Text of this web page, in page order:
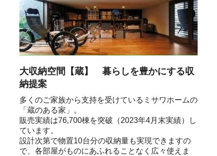
大収納空間【蔵】 暮らしを豊かにする収
納提案
多くのご家族から支持を受けているミサワホームの
「蔵のある家」。
販売実績は76,700棟を突破（2023年4月末実績）し
ています。
設計次第で物置10台分の収納量も実現できますの
で、各部屋がものにあふれることなく広々使えま